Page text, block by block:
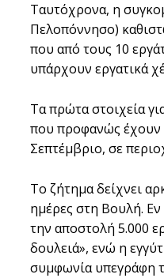
Ταυτόχρονα, η
Πελοπόννησο)
που από τους 10
υπάρχουν εργατικά
Τα πρώτα στοιχεία
που προφανώς έχουν
Σεπτέµβριο, σε
Το ζήτηµα δείχνει
ηµέρες στη Βουλή. Εν
την αποστολή 5.000
δουλειά», ενώ η
συµφωνία υπεγράφη